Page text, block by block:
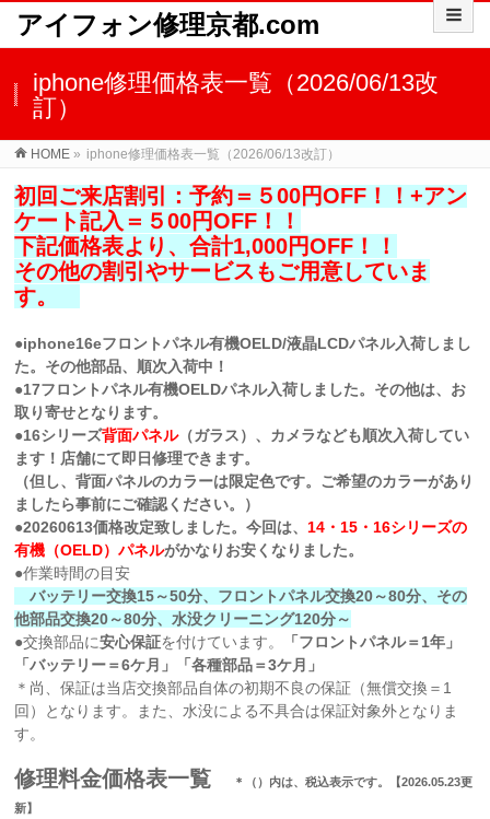
アイフォン修理京都.com
iphone修理価格表一覧（2026/06/13改
訂）
HOME » iphone修理価格表一覧（2026/06/13改訂）
初回ご来店割引：予約＝５00円OFF！！+アン
ケート記入＝５00円OFF！！
下記価格表より、合計1,000円OFF！！
その他の割引やサービスもご用意していま
す。
●iphone16eフロントパネル有機OELD/液晶LCDパネル入荷しまし
た。その他部品、順次入荷中！
●17フロントパネル有機OELDパネル入荷しました。その他は、お
取り寄せとなります。
●16シリーズ背面パネル（ガラス）、カメラなども順次入荷してい
ます！店舗にて即日修理できます。
（但し、背面パネルのカラーは限定色です。ご希望のカラーがあり
ましたら事前にご確認ください。）
●20260613価格改定致しました。今回は、 14・15・16シリーズの
有機（OELD）パネルがかなりお安くなりました。
●作業時間の目安
バッテリー交換15～50分、フロントパネル交換20～80分、その
他部品交換20～80分、水没クリーニング120分～
●交換部品に安心保証を付けています。
「フロントパネル＝1年」
「バッテリー＝6ケ月」「各種部品＝3ケ月」
＊尚、保証は当店交換部品自体の初期不良の保証（無償交換＝1
回）となります。また、水没による不具合は保証対象外となりま
す。
修理料金価格表一覧
＊（）内は、税込表示です。【2026.05.23更
新】